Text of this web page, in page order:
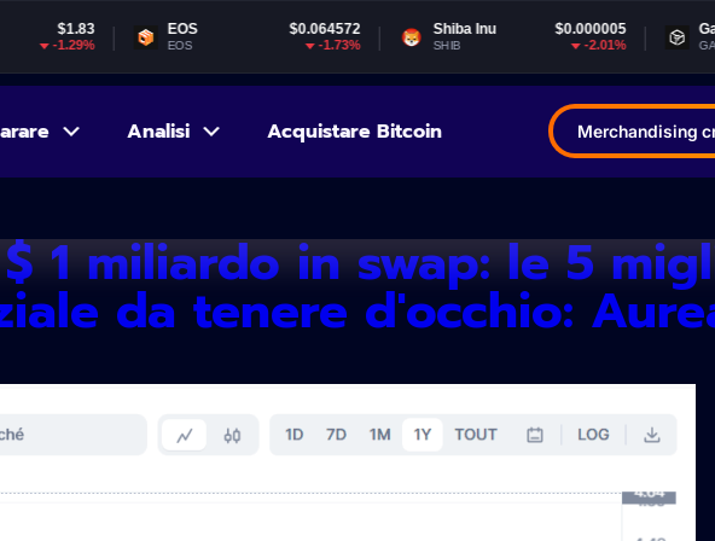
EOS $0.064572
EOS -1.73%
Shiba Inu $0.000005
SHIB -2.01%
Gala
GALA
Analisi Acquistare Bitcoin Merchandising
1 miliardo in swap: le 5
da tenere d'occhio: